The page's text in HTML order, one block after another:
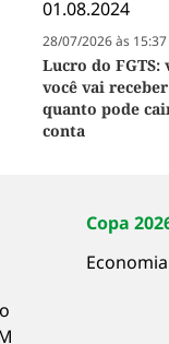
28/07/2026 às 15:37
Lucro do FGTS:
você vai
quanto pode
conta
Copa
Economia